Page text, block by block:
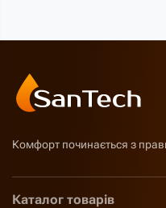
Комфорт починається з
Каталог товарів